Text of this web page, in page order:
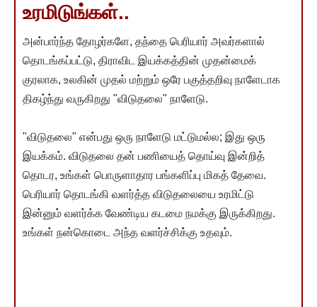
உரமிடுங்கள்..
அன்பார்ந்த தோழர்களே, தந்தை பெரியார் அவர்களால்
தொடங்கப்பட்டு, திராவிட இயக்கத்தின் முதன்மைக்
குரலாக, உலகின் முதல் மற்றும் ஒரே பகுத்தறிவு நாளேடாக
திகழ்ந்து வருகிறது "விடுதலை" நாளேடு.
"விடுதலை" என்பது ஒரு நாளேடு மட்டுமல்ல; இது ஒரு
இயக்கம். விடுதலை தன் பணியைத் தொய்வு இன்றித்
தொடர, உங்கள் பொருளாதார பங்களிப்பு மிகத் தேவை.
பெரியார் தொடங்கி வளர்த்த விடுதலையை உரமிட்டு
இன்னும் வளர்க்க வேண்டிய கடமை நமக்கு இருக்கிறது.
உங்கள் நன்கொடை அந்த வளர்ச்சிக்கு உதவும்.